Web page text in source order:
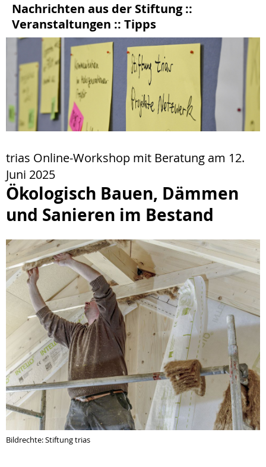
Nachrichten aus der Stiftung ::
Veranstaltungen :: Tipps
trias Online-Workshop mit Beratung am 12.
Juni 2025
Ökologisch Bauen, Dämmen
und Sanieren im Bestand
Bildrechte: Stiftung trias